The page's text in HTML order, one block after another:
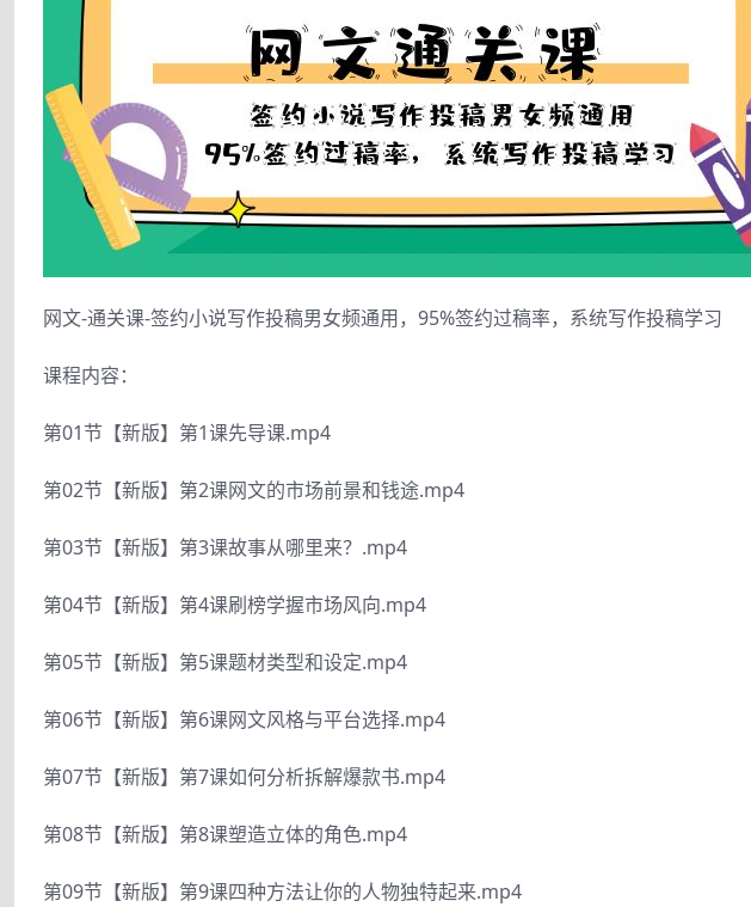
网文-通关课-签约小说写作投稿男女频通用，95%签约过稿率，系统写作投稿学习
课程内容：
第01节【新版】第1课先导课.mp4
第02节【新版】第2课网文的市场前景和钱途.mp4
第03节【新版】第3课故事从哪里来？.mp4
第04节【新版】第4课刷榜学握市场风向.mp4
第05节【新版】第5课题材类型和设定.mp4
第06节【新版】第6课网文风格与平台选择.mp4
第07节【新版】第7课如何分析拆解爆款书.mp4
第08节【新版】第8课塑造立体的角色.mp4
第09节【新版】第9课四种方法让你的人物独特起来.mp4